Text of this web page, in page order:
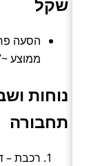
שקל
ממוצע ~867 ₪ (≈ 605 ₪ לשעה).
נוחות
תחבורה
רכבת – דירוג 5/5